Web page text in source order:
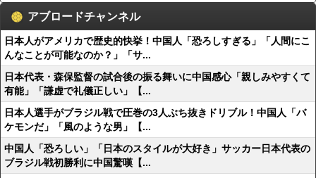
アブロードチャンネル
日本人がアメリカで歴史的快挙！中国人「恐ろしすぎる」「人間にこ
んなことが可能なのか？」「サ...
日本代表・森保監督の試合後の振る舞いに中国感心「親しみやすくて
有能」「謙虚で礼儀正しい」【...
日本人選手がブラジル戦で圧巻の3人ぶち抜きドリブル！中国人「バ
ケモンだ」「風のような男」【...
中国人「恐ろしい」「日本のスタイルが大好き」サッカー日本代表の
ブラジル戦初勝利に中国驚嘆【...